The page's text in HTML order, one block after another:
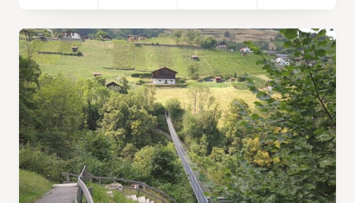
village récemment réaménagée. De Lalden, il
est possible de revenir en car postal à Brigue
ou de continuer vers Viège.
l'Environnement:
https://www.vs.ch/web/sen/parcours-de-l-eau